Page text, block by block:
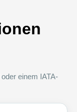
einem IATA-